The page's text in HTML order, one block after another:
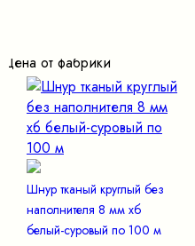
Цена от фабрики
Шнур тканый круглый без
наполнителя 8 мм хб
белый-суровый по 100 м